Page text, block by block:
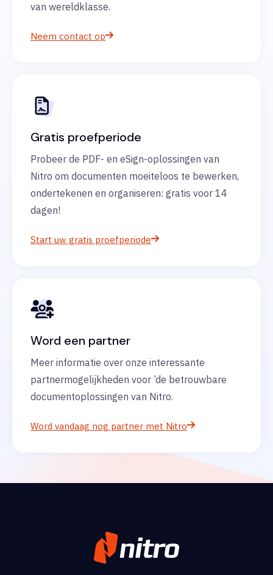
van wereldklasse.
Neem contact op
Gratis proefperiode
Probeer de PDF- en eSign-oplossingen van
Nitro om documenten moeiteloos te bewerken,
ondertekenen en organiseren: gratis voor 14
dagen!
Start uw gratis proefperiode
Word een partner
Meer informatie over onze interessante
partnermogelijkheden voor ’de betrouwbare
documentoplossingen van Nitro.
Word vandaag nog partner met Nitro